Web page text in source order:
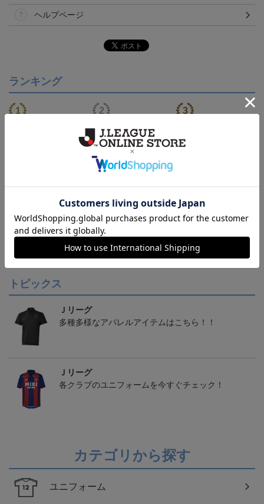
ヘルプページ
ランキング
【S～4XL】2026/27ユニ
フォーム オーセンティッ
クモデル:FP1st
21,450円～25,950円
ジュビロ磐田 チルタリ
ス タオルマフラー
2,500円
ジュビロ磐田 ピカチュ
2,500円
トピックス
Ｊリーグ
多種多様なアパレルアイテムはこちら！！
Ｊリーグ
各クラブのユニフォームを今すぐチェック！
カテゴリから探す
ユニフォーム